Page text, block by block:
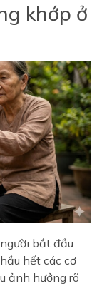
khớp ở
bắt đầu
hết các cơ
ảnh hưởng rõ